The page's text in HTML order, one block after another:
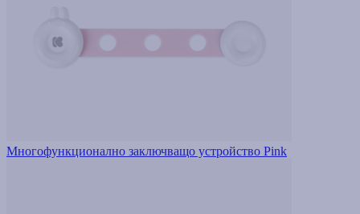
Многофункционално заключващо устройство Pink